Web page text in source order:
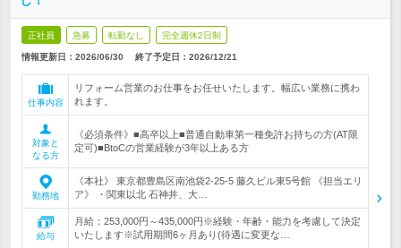
正社員 急募 転勤なし 完全週休2日制
情報更新日：2026/06/30 終了予定日： 2026/12/21
仕事内容
リフォーム営業のお仕事をお任せいたします。幅広い業務に携わ
れます。
対象と
なる方
《必須条件》■高卒以上■普通自動車第一種免許お持ちの方(AT限
定可)■BtoCの営業経験が3年以上ある方
勤務地
《本社》 東京都豊島区南池袋2-25-5 藤久ビル東5号館 《担当エリ
ア》 ・関東以北 石神井、大…
給与
月給：253,000円～435,000円※経験・年齢・能力を考慮して決定
いたします※試用期間6ヶ月あり(待遇に変更な…